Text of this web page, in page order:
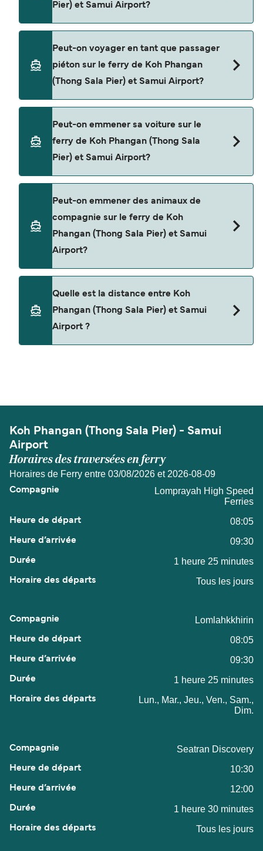
Lomlahkkhirin
Pier) et Samui Airport?
recherche et consultez notre page d'offres pour
consulter les dernières promotions disponibles.
Peut-on voyager en tant que passager
piéton sur le ferry de Koh Phangan
(Thong Sala Pier) et Samui Airport?
Airport avec
Lomlahkkhirin
Peut-on emmener sa voiture sur le
ferry de Koh Phangan (Thong Sala
Pier) et Samui Airport?
ferry entre Koh Phangan (Thong Sala Pier) et
Samui Airport.
Peut-on emmener des animaux de
compagnie sur le ferry de Koh
Phangan (Thong Sala Pier) et Samui
Airport?
Koh Phangan (Thong Sala Pier) et Samui Airport.
Quelle est la distance entre Koh
Phangan (Thong Sala Pier) et Samui
Airport ?
Koh Phangan (Thong Sala Pier) - Samui
Airport
Horaires des traversées en ferry
Horaires de Ferry entre 03/08/2026 et 2026-08-09
Lomprayah High Speed
Ferries
08:05
09:30
1 heure 25 minutes
Tous les jours
Lomlahkkhirin
08:05
09:30
1 heure 25 minutes
Lun., Mar., Jeu., Ven., Sam.,
Dim.
Seatran Discovery
10:30
12:00
1 heure 30 minutes
Tous les jours